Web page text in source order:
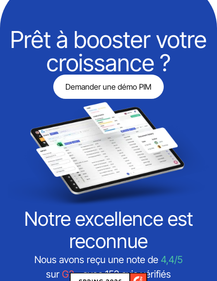
Prêt à booster votre
croissance ?
Demander une démo PIM
Notre excellence est
reconnue
Nous avons reçu une note de 4,4/5
sur G2- avec 152 avis vérifiés